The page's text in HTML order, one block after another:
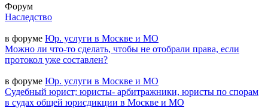
Форум
Наследство
в форуме Юр. услуги в Москве и МО
Можно ли что-то сделать, чтобы не отобрали права, если
протокол уже составлен?
в форуме Юр. услуги в Москве и МО
Судебный юрист; юристы- арбитражники, юристы по спорам
в судах общей юрисдикции в Москве и МО